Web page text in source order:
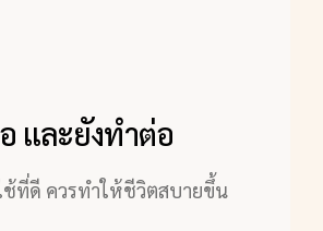
และยังทำต่อ
ช้ที่ดี ควรทำให้ชีวิตสบายขึ้น